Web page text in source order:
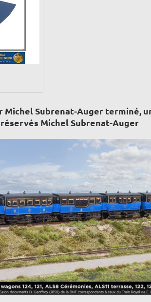
Michel Subrenat-Auger terminé,
Michel Subrenat-Auger